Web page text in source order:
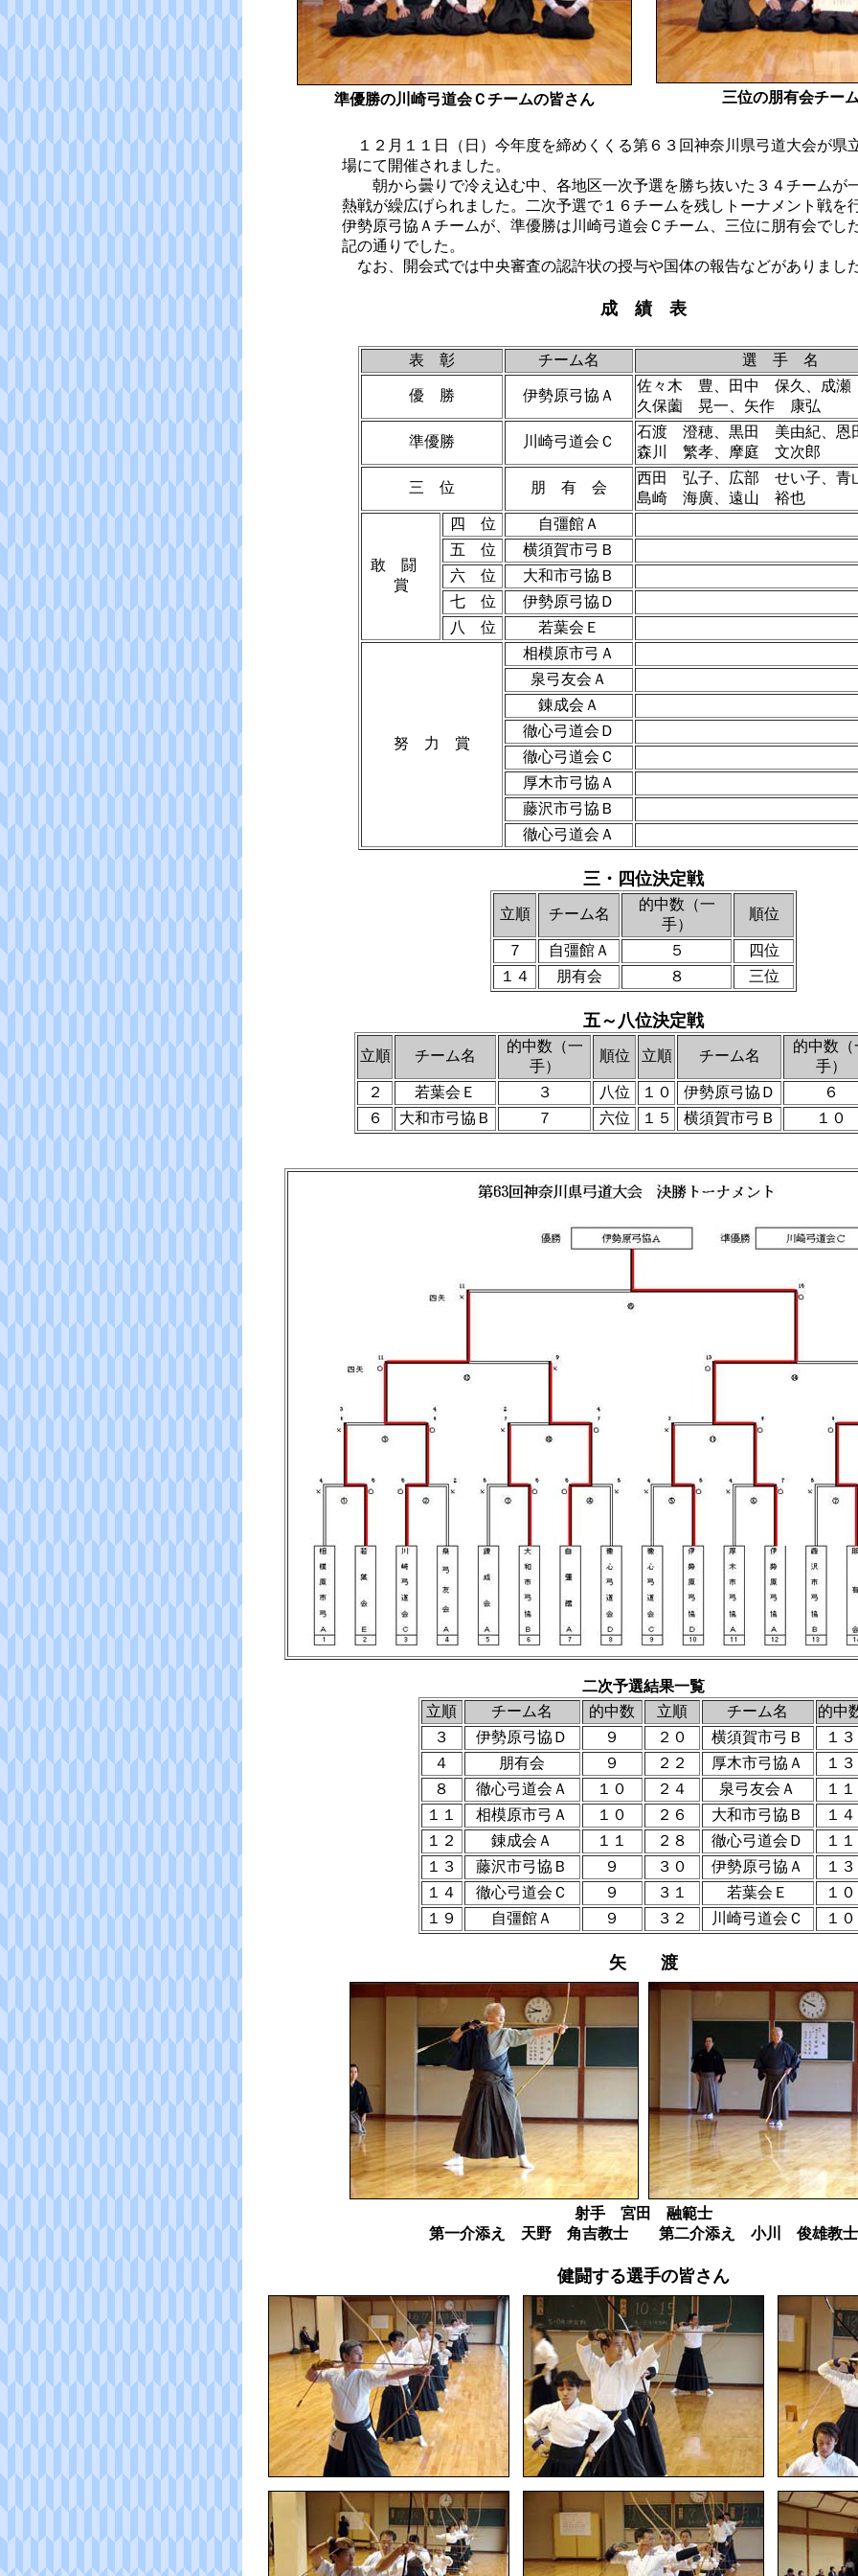
準優勝の川崎弓道会Ｃチームの皆さん 三位の朋有会チー
１２月１１日（日）今年度を締めくくる第６３回神奈川県弓道大会が県
場にて開催されました。
朝から曇りで冷え込む中、各地区一次予選を勝ち抜いた３４チームが
熱戦が繰広げられました。二次予選で１６チームを残しトーナメント戦を
伊勢原弓協Ａチームが、準優勝は川崎弓道会Ｃチーム、三位に朋有会でし
記の通りでした。
なお、開会式では中央審査の認許状の授与や国体の報告などがありまし
成 績 表
表 彰
チーム名 選 手 名
優 勝 伊勢原弓協Ａ
佐々木 豊、田中 保久、成
久保薗 晃一、矢作 康弘
準優勝 川崎弓道会Ｃ
石渡 澄穂、黒田 美由紀、
森川 繁孝、摩庭 文次郎
三 位 朋 有 会
西田 弘子、広部 せい子、
島崎 海廣、遠山 裕也
敢 闘
賞
四 位
自彊館Ａ
五 位
横須賀市弓Ｂ
六 位
大和市弓協Ｂ
七 位
伊勢原弓協Ｄ
八 位
若葉会Ｅ
努 力 賞
相模原市弓Ａ
泉弓友会Ａ
錬成会Ａ
徹心弓道会Ｄ
徹心弓道会Ｃ
厚木市弓協Ａ
藤沢市弓協Ｂ
徹心弓道会Ａ
三・四位決定戦
立順 チーム名
的中数（一
手）
順位
７ 自彊館Ａ ５
四位
１４
朋有会 ８ 三位
五～八位決定戦
立順 チーム名
的中数（一
手）
順位 立順 チーム名
的中数（
手）
２
若葉会Ｅ ３ 八位 １０ 伊勢原弓協Ｄ
６
６
大和市弓協Ｂ ７ 六位 １５ 横須賀市弓Ｂ １０
二次予選結果一覧
立順
チーム名 的中数 立順 チーム名
的中
３
伊勢原弓協Ｄ ９ ２０ 横須賀市弓Ｂ
１３
４
朋有会 ９ ２２ 厚木市弓協Ａ
１３
８
徹心弓道会Ａ １０ ２４ 泉弓友会Ａ
１１
１１
相模原市弓Ａ １０ ２６ 大和市弓協Ｂ
１４
１２
錬成会Ａ １１ ２８ 徹心弓道会Ｄ
１１
１３
藤沢市弓協Ｂ ９ ３０ 伊勢原弓協Ａ
１３
１４
徹心弓道会Ｃ ９ ３１ 若葉会Ｅ
１０
１９
自彊館Ａ ９ ３２ 川崎弓道会Ｃ １０
矢 渡
射手 宮田 融範士
第一介添え 天野 角吉教士 第二介添え 小川 俊雄教士
健闘する選手の皆さん